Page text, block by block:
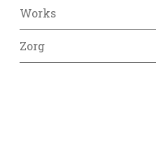
Works
Zorg